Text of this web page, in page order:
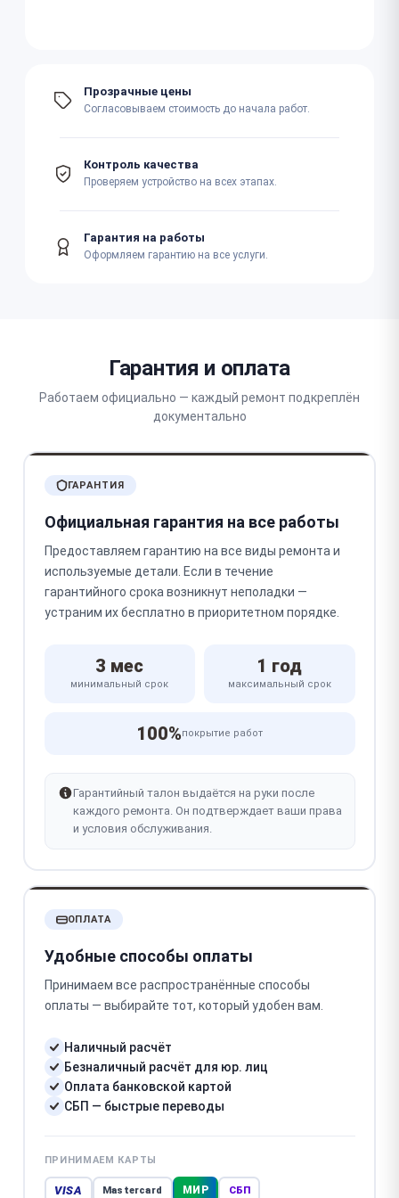
Прозрачные цены
Согласовываем стоимость до начала работ.
Контроль качества
Проверяем устройство на всех этапах.
Гарантия на работы
Оформляем гарантию на все услуги.
Гарантия и оплата
Работаем официально — каждый ремонт подкреплён
документально
ГАРАНТИЯ
Официальная гарантия на все работы
Предоставляем гарантию на все виды ремонта и
используемые детали. Если в течение
гарантийного срока возникнут неполадки —
устраним их бесплатно в приоритетном порядке.
3 мес
минимальный срок
1 год
максимальный срок
100%покрытие работ
Гарантийный талон выдаётся на руки после
каждого ремонта. Он подтверждает ваши права
и условия обслуживания.
ОПЛАТА
Удобные способы оплаты
Принимаем все распространённые способы
оплаты — выбирайте тот, который удобен вам.
Наличный расчёт
Безналичный расчёт для юр. лиц
Оплата банковской картой
СБП — быстрые переводы
ПРИНИМАЕМ КАРТЫ
VISA Mastercard МИР СБП